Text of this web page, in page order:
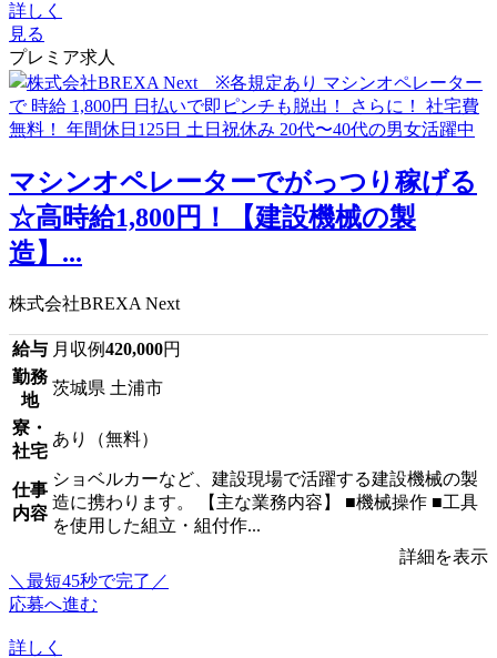
詳しく
見る
プレミア求人
マシンオペレーターでがっつり稼げる
☆高時給1,800円！【建設機械の製
造】...
株式会社BREXA Next
給与 月収例420,000円
勤務
地
茨城県 土浦市
寮・
社宅
あり（無料）
仕事
内容
ショベルカーなど、建設現場で活躍する建設機械の製
造に携わります。 【主な業務内容】 ■機械操作 ■工具
を使用した組立・組付作...
詳細を表示
＼最短45秒で完了／
応募へ進む
詳しく